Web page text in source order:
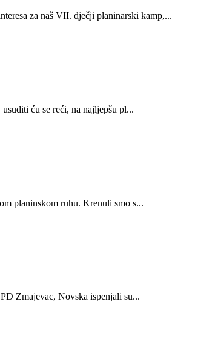
za naš VII. dječji planinarski kamp,...
ću se reći, na najljepšu pl...
planinskom ruhu. Krenuli smo s...
Zmajevac, Novska ispenjali su...